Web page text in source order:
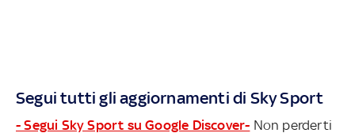
Segui tutti gli aggiornamenti di Sky Sport
- Segui Sky Sport su Google Discover- Non perderti